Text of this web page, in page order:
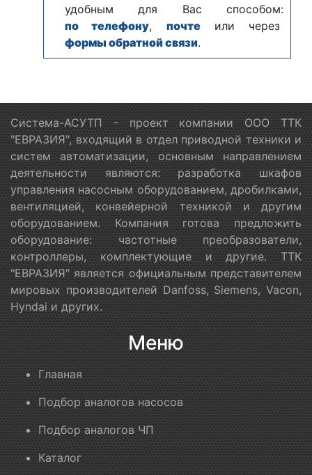
удобным для Вас способом:
по телефону, почтеили через
формы обратной связи.
Система-АСУТП - проект компании ООО ТТК
"ЕВРАЗИЯ", входящий в отдел приводной техники и
систем автоматизации, основным направлением
деятельности являются: разработка шкафов
управления насосным оборудованием, дробилками,
вентиляцией, конвейерной техникой и другим
оборудованием. Компания готова предложить
оборудование: частотные преобразователи,
контроллеры, комплектующие и другие. ТТК
"ЕВРАЗИЯ" является официальным представителем
мировых производителей Danfoss, Siemens, Vacon,
Hyndai и других.
Меню
Главная
Подбор аналогов насосов
Подбор аналогов ЧП
Каталог